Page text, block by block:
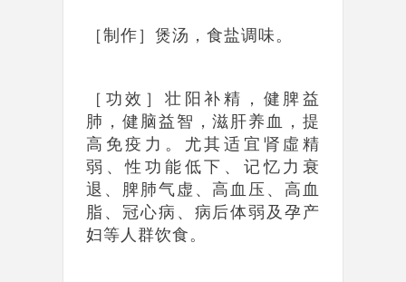
［制作］煲汤，食盐调味。
［功效］壮阳补精，健脾益
肺，健脑益智，滋肝养血，提
高免疫力。尤其适宜肾虛精
弱、性功能低下、记忆力衰
退、脾肺气虚、高血压、高血
脂、冠心病、病后体弱及孕产
妇等人群饮食。